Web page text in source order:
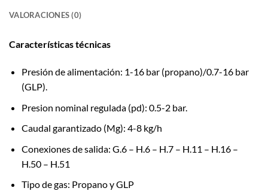
VALORACIONES (0)
Características técnicas
Presión de alimentación: 1-16 bar (propano)/0.7-16 bar
(GLP).
Presion nominal regulada (pd): 0.5-2 bar.
Caudal garantizado (Mg): 4-8 kg/h
Conexiones de salida: G.6 – H.6 – H.7 – H.11 – H.16 –
H.50 – H.51
Tipo de gas: Propano y GLP